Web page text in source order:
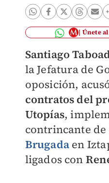
Únete
Santiago
la Jefatura de
oposición,
contratos del
Utopías,
contrincante
Brugadaen
ligados con